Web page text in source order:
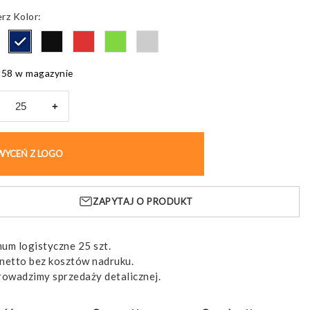
Kolor
w magazynie
+
Z LOGO
ZAPYTAJ O PRODUKT
logistyczne 25 szt.
bez kosztów nadruku.
sprzedaży detalicznej.